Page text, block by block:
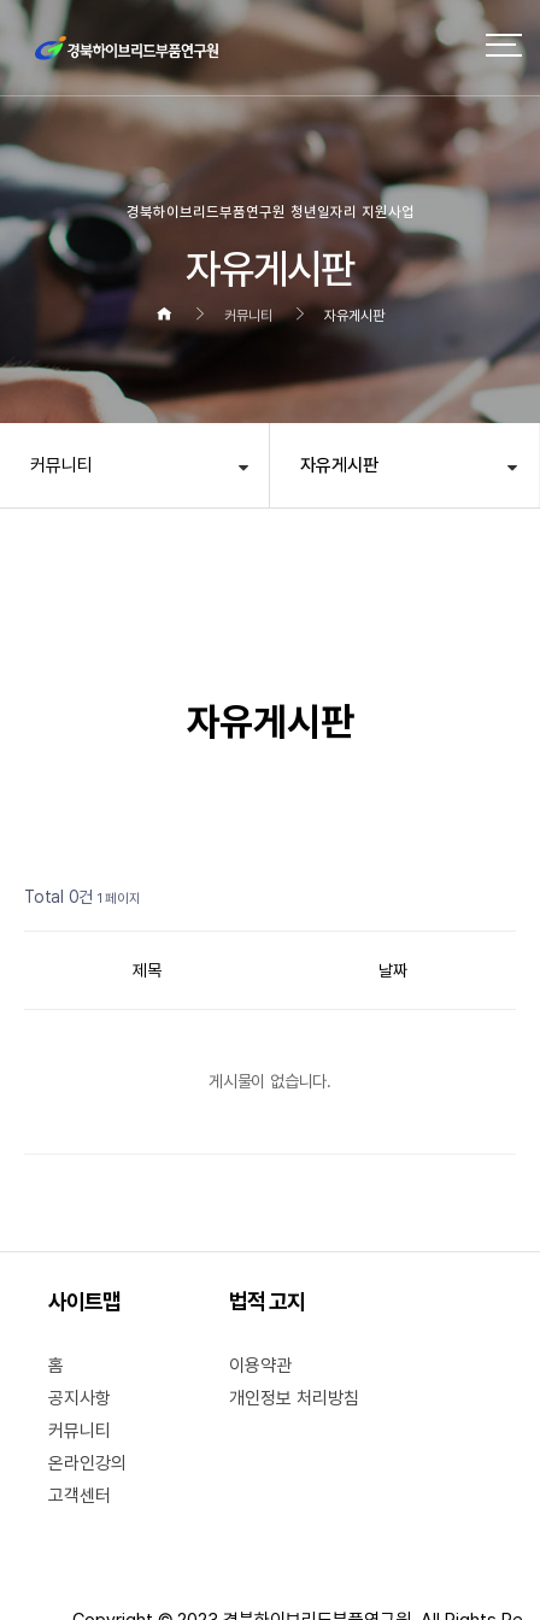
경북하이브리드부품연구원 청년일자리 지원사업
자유게시판
커뮤니티 자유게시판
커뮤니티 자유게시판
자유게시판
Total 0건 1 페이지
제목 날짜
게시물이 없습니다.
사이트맵
홈
공지사항
커뮤니티
온라인강의
고객센터
법적 고지
이용약관
개인정보 처리방침